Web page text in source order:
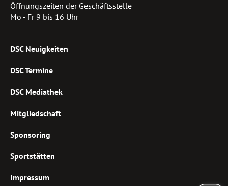
Öffnungszeiten der Geschäftsstelle
Mo - Fr 9 bis 16 Uhr
DSC Neuigkeiten
DSC Termine
DSC Mediathek
Mitgliedschaft
Sponsoring
Sportstätten
Impressum